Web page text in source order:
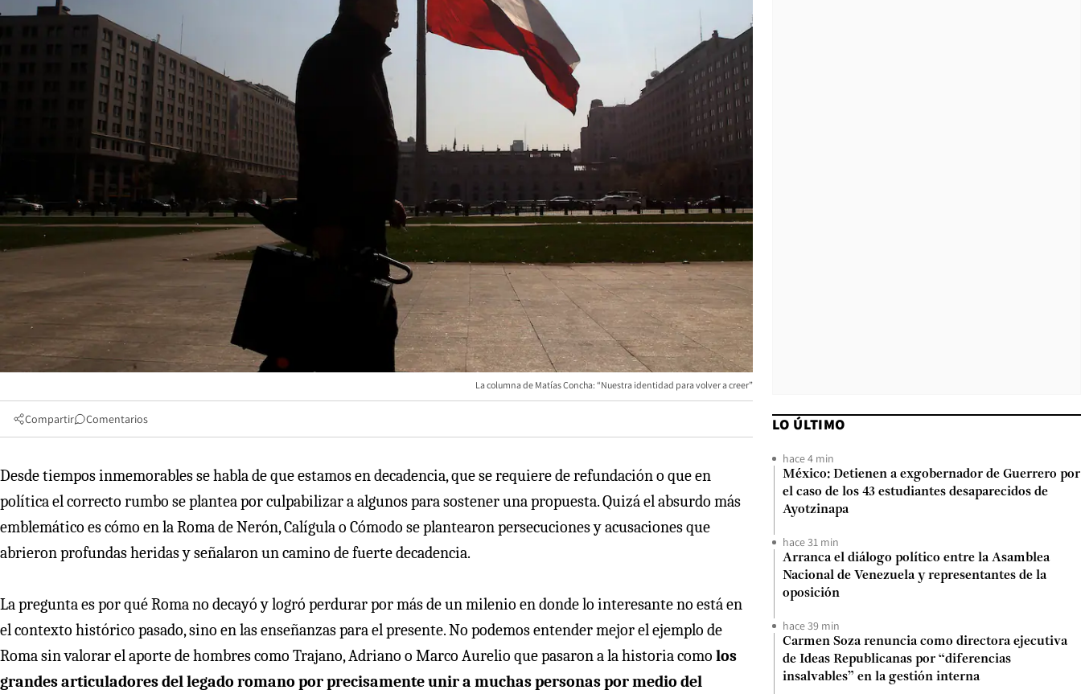
La columna de Matías Concha: “Nuestra identidad para volver a creer”
Compartir Comentarios
Desde tiempos inmemorables se habla de que estamos en decadencia, que se requiere de refundación o que en
política el correcto rumbo se plantea por culpabilizar a algunos para sostener una propuesta. Quizá el absurdo más
emblemático es cómo en la Roma de Nerón, Calígula o Cómodo se plantearon persecuciones y acusaciones que
abrieron profundas heridas y señalaron un camino de fuerte decadencia.
La pregunta es por qué Roma no decayó y logró perdurar por más de un milenio en donde lo interesante no está en
el contexto histórico pasado, sino en las enseñanzas para el presente. No podemos entender mejor el ejemplo de
Roma sin valorar el aporte de hombres como Trajano, Adriano o Marco Aurelio que pasaron a la historia como los
grandes articuladores del legado romano por precisamente unir a muchas personas por medio del
LO ÚLTIMO
hace 4 min
México: Detienen a exgobernador de Guerrero por
el caso de los 43 estudiantes desaparecidos de
Ayotzinapa
hace 31 min
Arranca el diálogo político entre la Asamblea
Nacional de Venezuela y representantes de la
oposición
hace 39 min
Carmen Soza renuncia como directora ejecutiva
de Ideas Republicanas por “diferencias
insalvables” en la gestión interna